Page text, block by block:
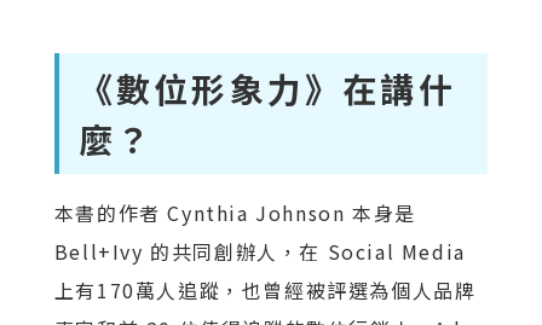
《數位形象力》在講什
麼？
本書的作者 Cynthia Johnson 本身是
Bell+Ivy 的共同創辦人，在 Social Media
上有170萬人追蹤，也曾經被評選為個人品牌